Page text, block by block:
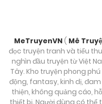
MeTruyenVN ( Mê
đọc truyện tranh và tiểu
nghìn đầu truyện từ Việt
Tây. Kho truyện phong
động, fantasy, kinh dị,
thiện, không quảng cáo,
thiết bị. Người dùng có thể